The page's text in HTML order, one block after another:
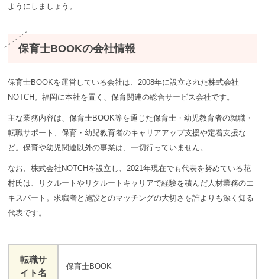
ようにしましょう。
保育士BOOKの会社情報
保育士BOOKを運営している会社は、2008年に設立された株式会社
NOTCH。福岡に本社を置く、保育関連の総合サービス会社です。
主な業務内容は、保育士BOOK等を通じた保育士・幼児教育者の就職・
転職サポート、保育・幼児教育者のキャリアアップ支援や定着支援な
ど。保育や幼児関連以外の事業は、一切行っていません。
なお、株式会社NOTCHを設立し、2021年現在でも代表を努めている花
村氏は、リクルートやリクルートキャリアで経験を積んだ人材業務のエ
キスパート。求職者と施設とのマッチングの大切さを誰よりも深く知る
代表です。
転職サ
イト名
保育士BOOK